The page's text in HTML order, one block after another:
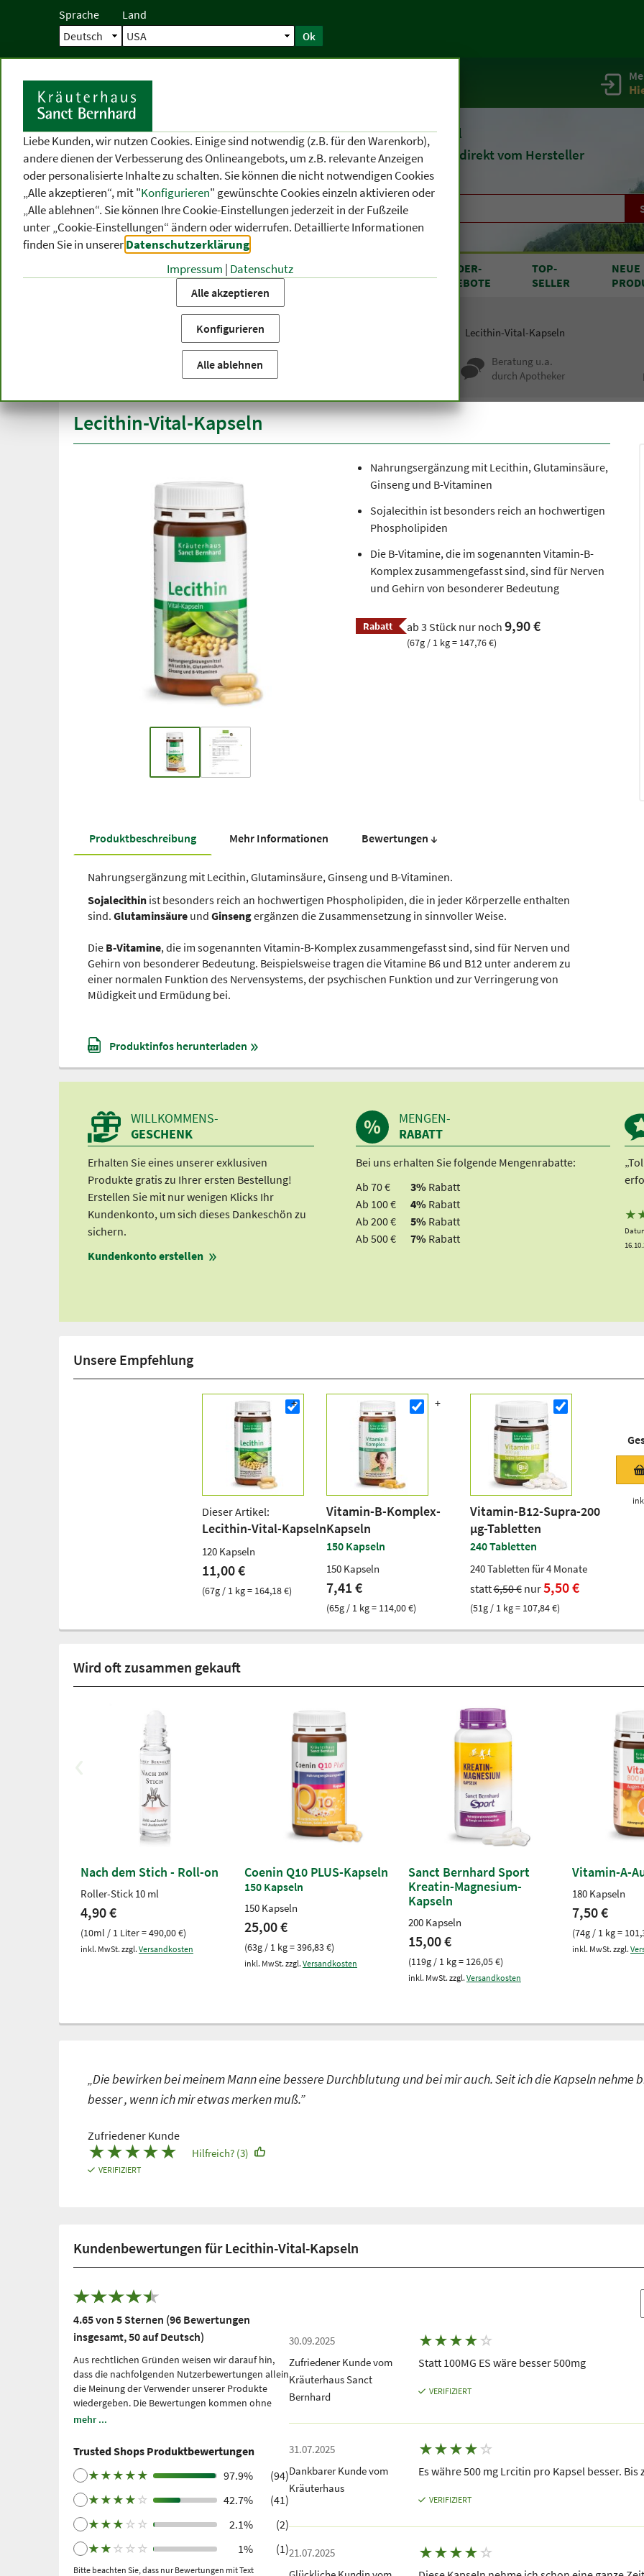
Sprache Land
Ok
Startseite
Seit 1903Naturheilmittel
undKosmetik direkt vom Hersteller
KATEGORIEN
THEMEN-
BEREICHE
VON A BIS Z
SONDER-
ANGEBOTE
TOP-
SELLER
NEUE
Startseite Produktkategorien
Lecithin-Vital-Kapseln
Beratung u.a.
durch Apotheker
Lecithin-Vital-Kapseln
Nahrungsergänzung mit Lecithin, Glutaminsäure,
Ginseng und B-Vitaminen
Sojalecithin ist besonders reich an hochwertigen
Phospholipiden
Die B-Vitamine, die im sogenannten Vitamin-B-
Komplex zusammengefasst sind, sind für Nerven
und Gehirn von besonderer Bedeutung
Rabatt ab 3 Stück nur noch9,90 €
(67g / 1 kg = 147,76 €)
Produkt­beschreibung Mehr Informationen Bewer­tungen ↓
Nahrungsergänzung mit Lecithin, Glutaminsäure, Ginseng und B-Vitaminen.
Sojalecithin ist besonders reich an hochwertigen Phospholipiden, die in jeder Körperzelle enthalten
sind. Glutaminsäure und Ginsengergänzen die Zusammensetzung in sinnvoller Weise.
Die B-Vitamine, die im sogenannten Vitamin-B-Komplex zusammengefasst sind, sind für Nerven und
Gehirn von besonderer Bedeutung. Beispielsweise tragen die Vitamine B6 und B12 unter anderem zu
einer normalen Funktion des Nervensystems, der psychischen Funktion und zur Verringerung von
Müdigkeit und Ermüdung bei.
Produktinfos herunterladen
Unsere Empfehlung
Dieser Artikel:
Lecithin-Vital-Kapseln
120 Kapseln
11,00 €
(67g / 1 kg = 164,18 €)
Vitamin-B-Komplex-
Kapseln
150 Kapseln
150 Kapseln
7,41 €
(65g / 1 kg = 114,00 €)
Vitamin-B12-Supra-200
µg-Tabletten
240 Tabletten
240 Tabletten für 4 Monate
statt6,50 €nur5,50 €
(51g / 1 kg = 107,84 €)
Wird oft zusammen gekauft
Nach dem Stich - Roll-on
Roller-Stick 10 ml
4,90 €
(10ml / 1 Liter = 490,00 €)
inkl. MwSt. zzgl. Versandkosten
Coenin Q10 PLUS-Kapseln
150 Kapseln
150 Kapseln
25,00 €
(63g / 1 kg = 396,83 €)
inkl. MwSt. zzgl. Versandkosten
Sanct Bernhard Sport
Kreatin-Magnesium-
Kapseln
200 Kapseln
15,00 €
(119g / 1 kg = 126,05 €)
inkl. MwSt. zzgl. Versandkosten
Vitamin-A-
180 Kapseln
7,50 €
(74g / 1 kg =
inkl. MwSt. zzgl.
„Die bewirken bei meinem Mann eine bessere Durchblutung und bei mir auch. Seit ich die Kapseln nehme
besser , wenn ich mir etwas merken muß.”
Zufriedener Kunde
★★★★★
VERIFIZIERT
Hilfreich? (3)
Kundenbewertungen für Lecithin-Vital-Kapseln
4.65 von 5 Sternen (96 Bewertungen
insgesamt, 50 auf Deutsch)
Aus rechtlichen Gründen weisen wir darauf hin,
dass die nachfolgenden Nutzerbewertungen allein
die Meinung der Verwender unserer Produkte
wiedergeben. Die Bewertungen kommen ohne
unsere Einflussnahme zustande, wir geben sie
sie uns zu eigen zu machen. Bitte beachten Sie: Es
handelt sich um persönliche, individuelle
Erfahrungen, welche nicht durch Studien belegt
Dienstleister seit 2021 für die Einholung von
Bewertungen. Trusted Shops hat Maßnahmen
getroffen, um sicherzustellen, dass es sich um
echte Bewertungen handelt.Mehr Informationen
mehr ...
Trusted Shops Produktbewertungen
★ ★ ★ ★ ★ 97.9%
(94)
★ ★ ★ ★ ☆ 42.7%
(41)
★ ★ ★ ☆ ☆ 2.1%
(2)
★ ★ ☆ ☆ ☆ 1% (1)
Bitte beachten Sie, dass nur Bewertungen mit Text
30.09.2025
Zufriedener Kunde vom
Kräuterhaus Sanct
Bernhard
★★★★ ☆
Statt 100MG ES wäre besser 500mg
VERIFIZIERT
31.07.2025
Dankbarer Kunde vom
Kräuterhaus
★★★★ ☆
Es währe 500 mg Lrcitin pro Kapsel besser.
VERIFIZIERT
21.07.2025
★★★★ ☆
WILLKOMMENS-
GESCHENK
Erhalten Sie eines unserer exklusiven
Produkte gratis zu Ihrer ersten Bestellung!
Erstellen Sie mit nur wenigen Klicks Ihr
Kundenkonto, um sich dieses Dankeschön zu
sichern.
Kundenkonto erstellen
MENGEN-
RABATT
Bei uns erhalten Sie folgende Mengenrabatte:
Ab 70 €
3% Rabatt
Ab 100 €
4% Rabatt
Ab 200 €
5% Rabatt
Ab 500 €
7% Rabatt
★
Liebe Kunden, wir nutzen Cookies. Einige sind notwendig (z.B. für den Warenkorb),
andere dienen der Verbesserung des Onlineangebots, um z.B. relevante Anzeigen
oder personalisierte Inhalte zu schalten. Sie können die nicht notwendigen Cookies
„Alle akzeptieren“, mit "Konfigurieren" gewünschte Cookies einzeln aktivieren oder
„Alle ablehnen“. Sie können Ihre Cookie-Einstellungen jederzeit in der Fußzeile
unter „Cookie-Einstellungen“ ändern oder widerrufen. Detaillierte Informationen
finden Sie in unsererDatenschutzerklärung
Impressum | Datenschutz
Alle akzeptieren
Konfigurieren
Alle ablehnen